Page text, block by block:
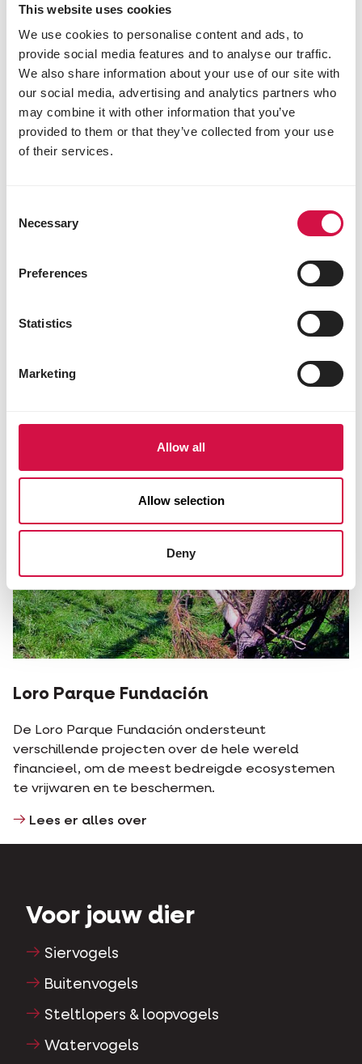
This website uses cookies
We use cookies to personalise content and ads, to
provide social media features and to analyse our traffic.
We also share information about your use of our site with
our social media, advertising and analytics partners who
may combine it with other information that you’ve
provided to them or that they’ve collected from your use
of their services.
Selection
Necessary
Preferences
Statistics
Marketing
Allow all
Allow selection
Deny
aan de vijf kwaliteitsnormen die door Versele-Laga
ontwikkeld zijn.
Loro Parque Fundación
De Loro Parque Fundación ondersteunt
verschillende projecten over de hele wereld
financieel, om de meest bedreigde ecosystemen
te vrijwaren en te beschermen.
Lees er alles over
Voor jouw dier
Siervogels
Buitenvogels
Steltlopers & loopvogels
Watervogels